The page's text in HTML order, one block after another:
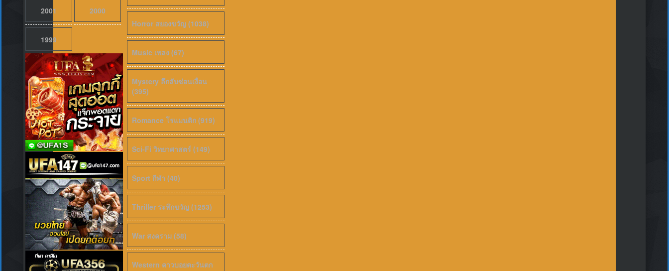
2001 2000
1999
Horror สยองขวัญ (1038)
Music เพลง (67)
Mystery ลึกลับซ่อนเงื่อน
(395)
Romance โรแมนติก (919)
Sci-Fi วิทยาศาสตร์ (149)
Sport กีฬา (40)
Thriller ระทึกขวัญ (1253)
War สงคราม (58)
Western คาวบอยตะวันตก